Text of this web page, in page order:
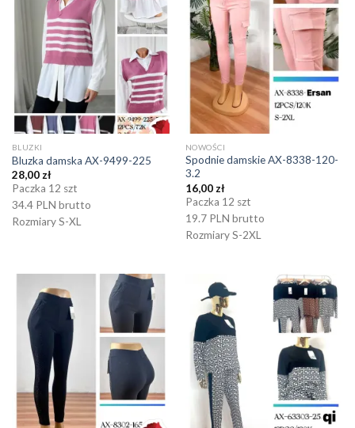
BLUZKI
Bluzka damska AX-9499-225
28,00zł
Paczka 12 szt
34.4 PLN brutto
Rozmiary S-XL
NOWOŚCI
Spodnie damskie AX-8338-120-
3.2
16,00 zł
Paczka 12 szt
19.7 PLN brutto
Rozmiary S-2XL